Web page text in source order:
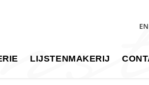
EN
LIJSTENMAKERIJ